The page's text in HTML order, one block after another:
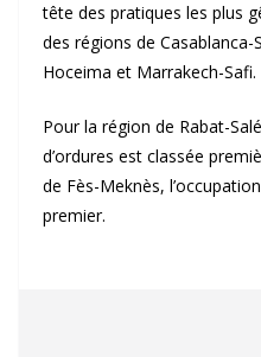
tête des pratiques les plus
des régions de
Hoceima et Marrakech-Safi.
Pour la région de Rabat-
d’ordures est classée
de Fès-Meknès,
premier.